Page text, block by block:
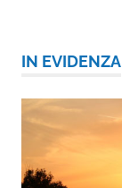
IN EVIDENZA